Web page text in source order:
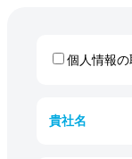
個人情報の
貴社名